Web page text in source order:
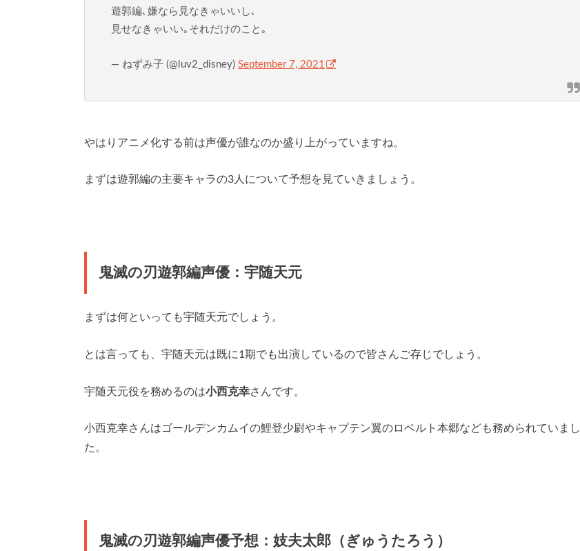
遊郭編､嫌なら見なきゃいいし､
見せなきゃいい｡それだけのこと｡
— ねずみ子 (@luv2_disney) September 7, 2021
やはりアニメ化する前は声優が誰なのか盛り上がっていますね。
まずは遊郭編の主要キャラの3人について予想を見ていきましょう。
鬼滅の刃遊郭編声優：宇随天元
まずは何といっても宇随天元でしょう。
とは言っても、宇随天元は既に1期でも出演しているので皆さんご存じでしょう。
宇随天元役を務めるのは小西克幸さんです。
小西克幸さんはゴールデンカムイの鯉登少尉やキャプテン翼のロベルト本郷なども務められていまし
た。
鬼滅の刃遊郭編声優予想：妓夫太郎（ぎゅうたろう）